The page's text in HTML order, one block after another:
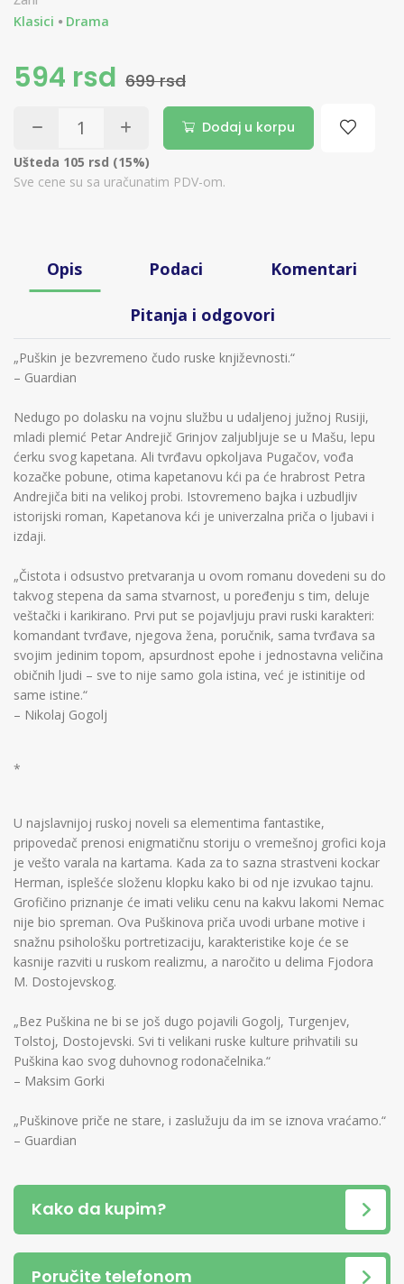
Klasici
Drama
594 rsd 699 rsd
Dodaj u korpu
Ušteda 105 rsd (15%)
Sve cene su sa uračunatim PDV-om.
Opis Podaci Komentari
Pitanja i odgovori
„Puškin je bezvremeno čudo ruske književnosti.“
– Guardian
Nedugo po dolasku na vojnu službu u udaljenoj južnoj Rusiji,
mladi plemić Petar Andrejič Grinjov zaljubljuje se u Mašu, lepu
ćerku svog kapetana. Ali tvrđavu opkoljava Pugačov, vođa
kozačke pobune, otima kapetanovu kći pa će hrabrost Petra
Andrejiča biti na velikoj probi. Istovremeno bajka i uzbudljiv
istorijski roman, Kapetanova kći je univerzalna priča o ljubavi i
izdaji.
„Čistota i odsustvo pretvaranja u ovom romanu dovedeni su do
takvog stepena da sama stvarnost, u poređenju s tim, deluje
veštački i karikirano. Prvi put se pojavljuju pravi ruski karakteri:
komandant tvrđave, njegova žena, poručnik, sama tvrđava sa
svojim jedinim topom, apsurdnost epohe i jednostavna veličina
običnih ljudi – sve to nije samo gola istina, već je istinitije od
same istine.“
– Nikolaj Gogolj
*
U najslavnijoj ruskoj noveli sa elementima fantastike,
pripovedač prenosi enigmatičnu storiju o vremešnoj grofici koja
je vešto varala na kartama. Kada za to sazna strastveni kockar
Herman, isplešće složenu klopku kako bi od nje izvukao tajnu.
Grofičino priznanje će imati veliku cenu na kakvu lakomi Nemac
nije bio spreman. Ova Puškinova priča uvodi urbane motive i
snažnu psihološku portretizaciju, karakteristike koje će se
kasnije razviti u ruskom realizmu, a naročito u delima Fjodora
M. Dostojevskog.
„Bez Puškina ne bi se još dugo pojavili Gogolj, Turgenjev,
Tolstoj, Dostojevski. Svi ti velikani ruske kulture prihvatili su
Puškina kao svog duhovnog rodonačelnika.“
– Maksim Gorki
„Puškinove priče ne stare, i zaslužuju da im se iznova vraćamo.“
– Guardian
Kako da kupim?
Poručite telefonom